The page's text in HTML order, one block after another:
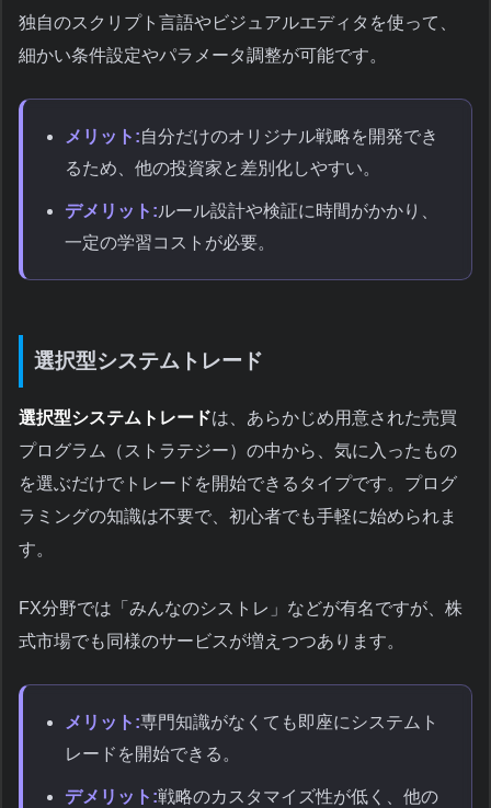
独自のスクリプト言語やビジュアルエディタを使って、
細かい条件設定やパラメータ調整が可能です。
メリット:自分だけのオリジナル戦略を開発でき
るため、他の投資家と差別化しやすい。
デメリット:ルール設計や検証に時間がかかり、
一定の学習コストが必要。
選択型システムトレード
選択型システムトレードは、あらかじめ用意された売買
プログラム（ストラテジー）の中から、気に入ったもの
を選ぶだけでトレードを開始できるタイプです。プログ
ラミングの知識は不要で、初心者でも手軽に始められま
す。
FX分野では「みんなのシストレ」などが有名ですが、株
式市場でも同様のサービスが増えつつあります。
メリット:専門知識がなくても即座にシステムト
レードを開始できる。
デメリット:戦略のカスタマイズ性が低く、他の